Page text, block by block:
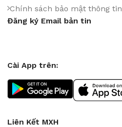
Chính sách bảo mật thông tin
Đăng ký Email bản tin
Cài App trên:
Liên Kết MXH